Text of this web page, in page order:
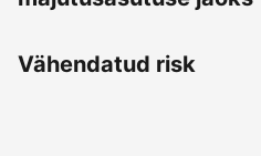
Vähendatud risk